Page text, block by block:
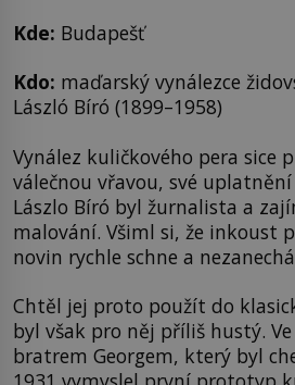
Kde: Budapešť
Kdo: maďarský vynálezce
László Bíró (1899–1958)
Vynález kuličkového pera sice
válečnou vřavou, své
Lászlo Bíró byl žurnalista a
malování. Všiml si, že inkoust
novin rychle schne a
Chtěl jej proto použít do
byl však pro něj příliš hustý.
bratrem Georgem, který byl